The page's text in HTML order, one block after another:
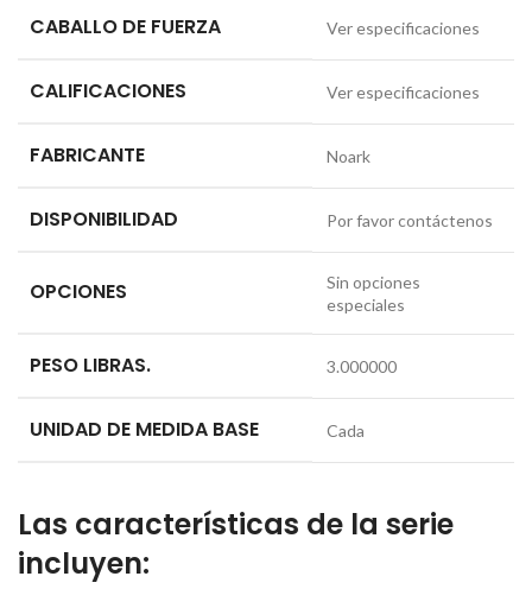
CABALLO DE FUERZA Ver especificaciones
CALIFICACIONES Ver especificaciones
FABRICANTE Noark
DISPONIBILIDAD Por favor contáctenos
OPCIONES
Sin opciones
especiales
PESO LIBRAS. 3.000000
UNIDAD DE MEDIDA BASE Cada
Las características de la serie
incluyen: